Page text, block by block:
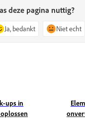
deze pagina nuttig?
Ja, bedankt Niet echt
ups in